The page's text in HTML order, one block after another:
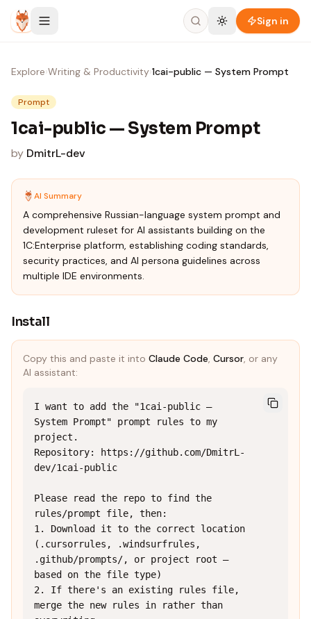
Skip to content
Sign in
Explore›Writing & Productivity›1cai-public — System Prompt
Prompt
1cai-public — System Prompt
by DmitrL-dev
AI Summary
A comprehensive Russian-language system prompt and
development ruleset for AI assistants building on the
1C:Enterprise platform, establishing coding standards,
security practices, and AI persona guidelines across
multiple IDE environments.
Install
Copy this and paste it into Claude Code, Cursor, or any
AI assistant:
I want to add the "1cai-public —
System Prompt" prompt rules to my
project.
Repository: https://github.com/DmitrL-
dev/1cai-public
Please read the repo to find the
rules/prompt file, then:
1. Download it to the correct location
(.cursorrules, .windsurfrules,
.github/prompts/, or project root —
based on the file type)
2. If there's an existing rules file,
merge the new rules in rather than